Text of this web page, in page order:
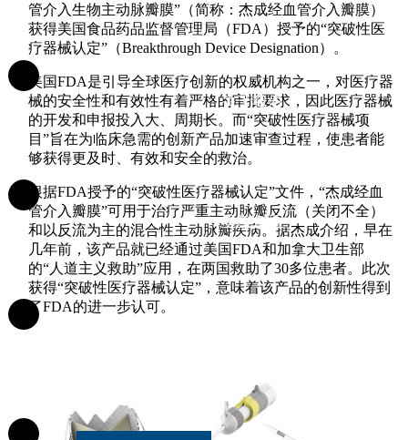
关于我们
研发创新
管介入生物主动脉瓣膜”（简称： 杰成经血管介入瓣膜）
获得美国食品药品监督管理局（FDA）授予的“突破性医
疗器械认定”（Breakthrough Device Designation）。
美国FDA是引导全球医疗创新的权威机构之一，对医疗器
械的安全性和有效性有着严格的审批要求，因此医疗器械
的开发和申报投入大、周期长。而“突破性医疗器械项
目”旨在为临床急需的创新产品加速审查过程，使患者能
够获得更及时、有效和安全的救治。
根据FDA授予的“突破性医疗器械认定”文件，“杰成经血
管介入瓣膜”可用于治疗严重主动脉瓣反流（关闭不全）
和以反流为主的混合性主动脉瓣疾病。据杰成介绍，早在
几年前，该产品就已经通过美国FDA和加拿大卫生部
的“人道主义救助”应用，在两国救助了30多位患者。此次
获得“突破性医疗器械认定”，意味着该产品的创新性得到
了FDA的进一步认可。